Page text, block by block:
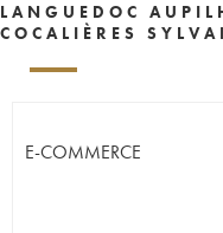
LANGUEDOC
COCALIÈRES
E-COMMERCE